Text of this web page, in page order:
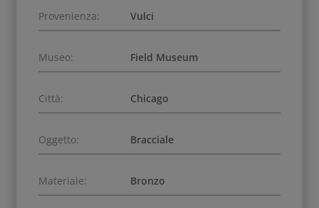
Provenienza: Vulci
Museo: Field Museum
Città: Chicago
Oggetto: Bracciale
Materiale: Bronzo